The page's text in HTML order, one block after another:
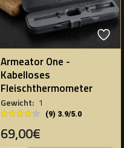
Armeator One -
Kabelloses
Fleischthermometer
Gewicht: 1
★★★★★
★★★★★ (9) 3.9/5.0
69,00€